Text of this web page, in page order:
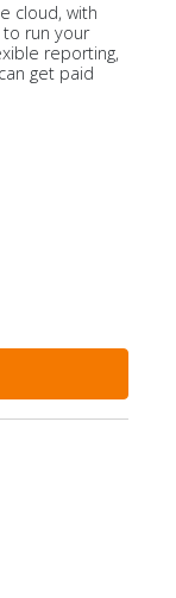
cloud, with
run your
reporting,
get paid